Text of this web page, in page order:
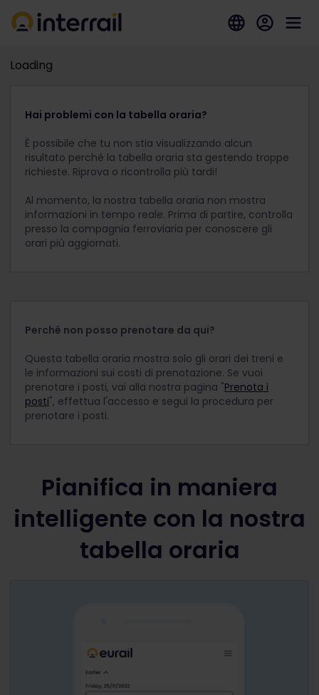
Loading
Hai problemi con la tabella oraria?
È possibile che tu non stia visualizzando alcun
risultato perché la tabella oraria sta gestendo troppe
richieste. Riprova o ricontrolla più tardi!
Al momento, la nostra tabella oraria non mostra
informazioni in tempo reale. Prima di partire, controlla
presso la compagnia ferroviaria per conoscere gli
orari più aggiornati.
Perché non posso prenotare da qui?
Questa tabella oraria mostra solo gli orari dei treni e
le informazioni sui costi di prenotazione. Se vuoi
prenotare i posti, vai alla nostra pagina "Prenota i
posti", effettua l'accesso e segui la procedura per
prenotare i posti.
Pianifica in maniera
intelligente con la nostra
tabella oraria